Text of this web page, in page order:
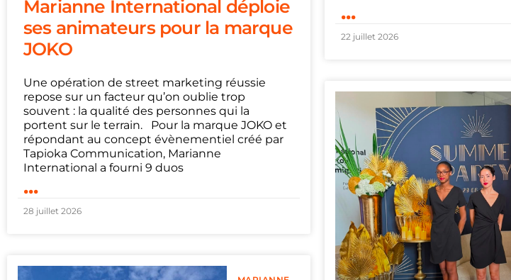
Marianne International déploie
ses animateurs pour la marque
JOKO
Une opération de street marketing réussie
repose sur un facteur qu’on oublie trop
souvent : la qualité des personnes qui la
portent sur le terrain. Pour la marque JOKO et
répondant au concept évènementiel créé par
Tapioka Communication, Marianne
International a fourni 9 duos
...
28 juillet 2026
...
22 juillet 2026